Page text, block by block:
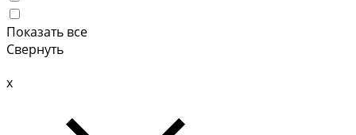
Показать все
Свернуть
x